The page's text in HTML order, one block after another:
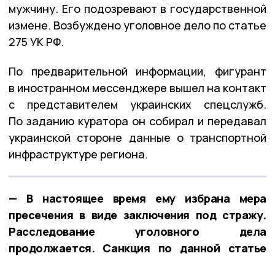
мужчину. Его подозревают в государственной
измене. Возбуждено уголовное дело по статье
275 УК РФ.
По предварительной информации, фигурант
в иностранном мессенджере вышел на контакт
с представителем украинских спецслужб.
По заданию куратора он собирал и передавал
украинской стороне данные о транспортной
инфраструктуре региона.
— В настоящее время ему избрана мера
пресечения в виде заключения под стражу.
Расследование уголовного дела
продолжается. Санкция по данной статье